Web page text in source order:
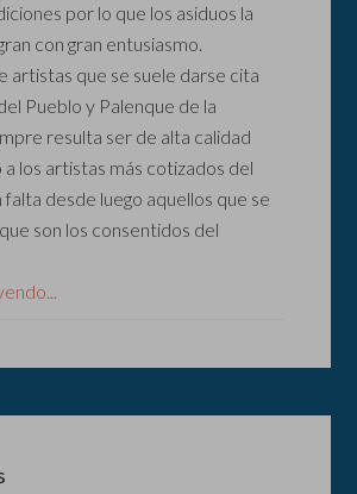
por lo que los asiduos la
con gran entusiasmo.
artistas que se suele darse cita
Pueblo y Palenque de la
resulta ser de alta calidad
los artistas más cotizados del
desde luego aquellos que se
son los consentidos del